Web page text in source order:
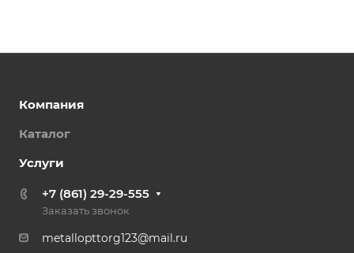
Компания
Каталог
Услуги
+7 (861) 29-29-555
Заказать звонок
metallopttorg123@mail.ru